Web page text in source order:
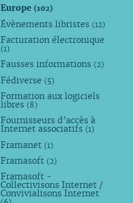
Europe(102)
Évènements libristes (12)
Facturation électronique
(1)
Fausses informations (2)
Fédiverse (5)
Formation aux logiciels
libres (8)
Fournisseurs d’accès à
Internet associatifs (1)
Framanet (1)
Framasoft (2)
Framasoft -
Collectivisons Internet /
Convivialisons Internet